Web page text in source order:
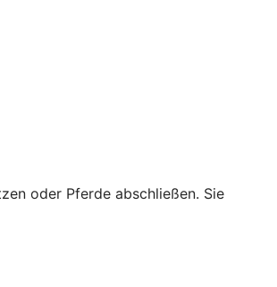
oder Pferde abschließen. Sie